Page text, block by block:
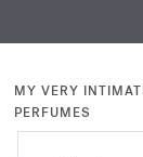
MY VERY
PERFUMES